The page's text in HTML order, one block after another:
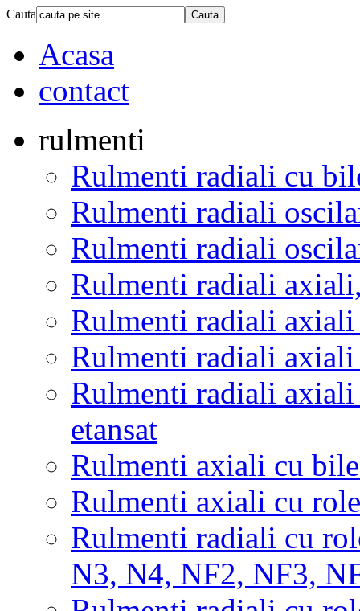
Cauta
Acasa
contact
rulmenti
Rulmenti radiali cu
Rulmenti radiali
Rulmenti radiali
Rulmenti radiali
Rulmenti radiali
Rulmenti radiali
Rulmenti radiali
etansat
Rulmenti axiali cu
Rulmenti axiali cu
Rulmenti radiali cu
N3, N4, NF2, NF3,